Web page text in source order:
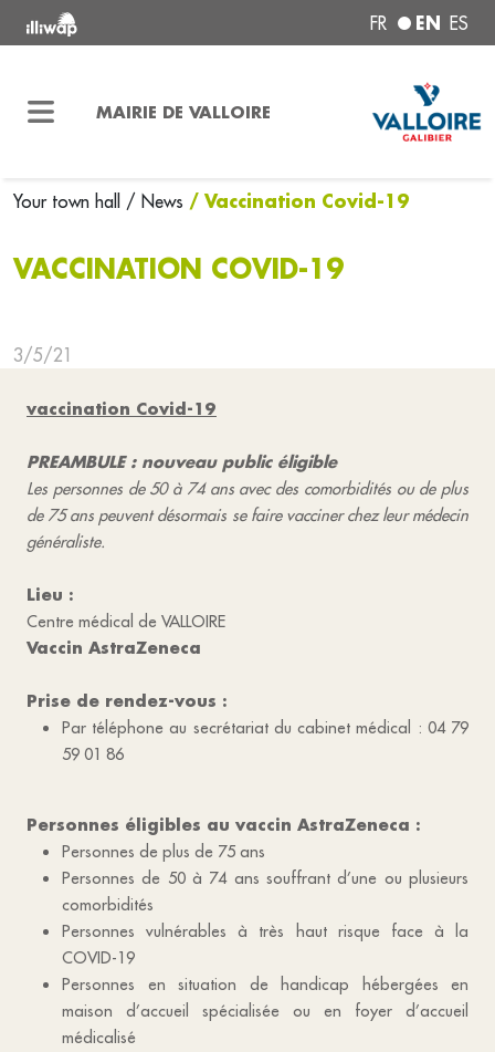
FR EN ES
MAIRIE DE VALLOIRE
Your town hall / News / Vaccination Covid-19
VACCINATION COVID-19
3/5/21
vaccination Covid-19
PREAMBULE : nouveau public éligible
Les personnes de 50 à 74 ans avec des comorbidités ou de plus
de 75 ans peuvent désormais se faire vacciner chez leur médecin
généraliste.
Lieu :
Centre médical de VALLOIRE
Vaccin AstraZeneca
Prise de rendez-vous :
Par téléphone au secrétariat du cabinet médical : 04 79
59 01 86
Personnes éligibles au vaccin AstraZeneca :
Personnes de plus de 75 ans
Personnes de 50 à 74 ans souffrant d’une ou plusieurs
comorbidités
Personnes vulnérables à très haut risque face à la
COVID-19
Personnes en situation de handicap hébergées en
maison d’accueil spécialisée ou en foyer d’accueil
médicalisé